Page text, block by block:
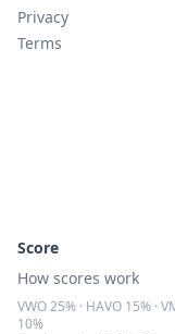
Privacy
Terms
Score
How scores work
VWO 25% · HAVO 15% ·
10%